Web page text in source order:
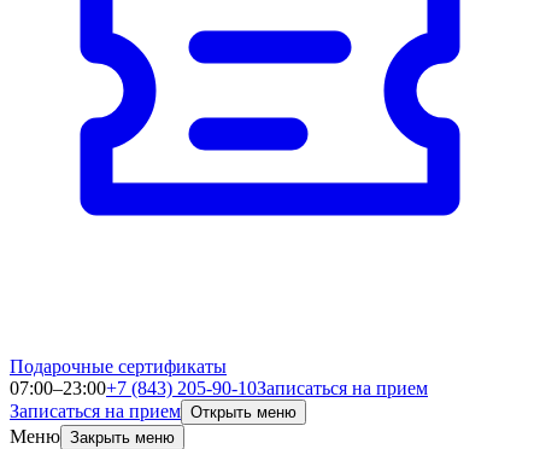
Подарочные сертификаты
07:00–23:00+7 (843) 205-90-10Записаться на прием
Записаться на прием Открыть меню
Меню Закрыть меню